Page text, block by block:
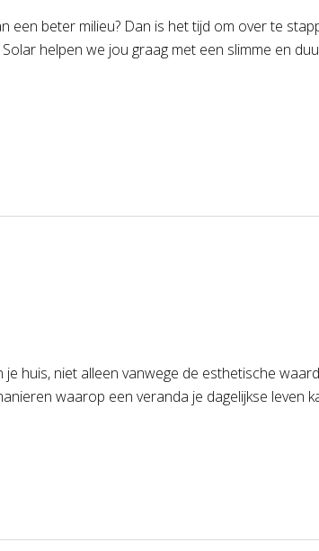
een beter milieu? Dan is het tijd om over te
helpen we jou graag met een slimme en
huis, niet alleen vanwege de esthetische
waarop een veranda je dagelijkse